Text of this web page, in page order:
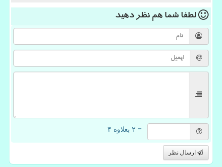
لطفا شما همنظر دهید
= ۲ بعلاوه ۴
ارسال نظر